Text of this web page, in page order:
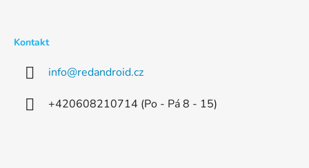
Kontakt
info@redandroid.cz
+420608210714 (Po - Pá 8 - 15)